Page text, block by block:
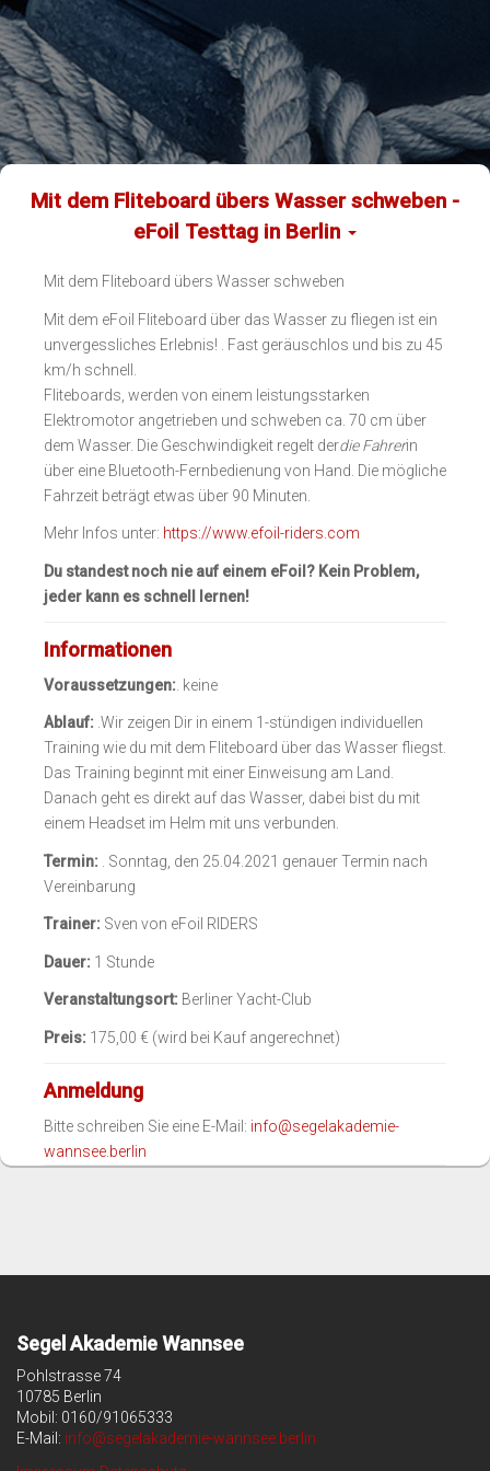
Mit dem Fliteboard übers Wasser schweben -
eFoil Testtag in Berlin
Mit dem Fliteboard übers Wasser schweben
Mit dem eFoil Fliteboard über das Wasser zu fliegen ist ein
unvergessliches Erlebnis! . Fast geräuschlos und bis zu 45
km/h schnell.
Fliteboards, werden von einem leistungsstarken
Elektromotor angetrieben und schweben ca. 70 cm über
dem Wasser. Die Geschwindigkeit regelt derdie Fahrerin
über eine Bluetooth-Fernbedienung von Hand. Die mögliche
Fahrzeit beträgt etwas über 90 Minuten.
Mehr Infos unter: https://www.efoil-riders.com
Du standest noch nie auf einem eFoil? Kein Problem,
jeder kann es schnell lernen!
Informationen
Voraussetzungen: . keine
Ablauf: .Wir zeigen Dir in einem 1-stündigen individuellen
Training wie du mit dem Fliteboard über das Wasser fliegst.
Das Training beginnt mit einer Einweisung am Land.
Danach geht es direkt auf das Wasser, dabei bist du mit
einem Headset im Helm mit uns verbunden.
Termin:
. Sonntag, den 25.04.2021 genauer Termin nach
Vereinbarung
Trainer: Sven von eFoil RIDERS
Dauer: 1 Stunde
Veranstaltungsort: Berliner Yacht-Club
Preis: 175,00 € (wird bei Kauf angerechnet)
Anmeldung
Bitte schreiben Sie eine E-Mail: info@segelakademie-
wannsee.berlin
Segel Akademie Wannsee
Pohlstrasse 74
10785 Berlin
Mobil: 0160/91065333
E-Mail: info@segelakademie-wannsee.berlin